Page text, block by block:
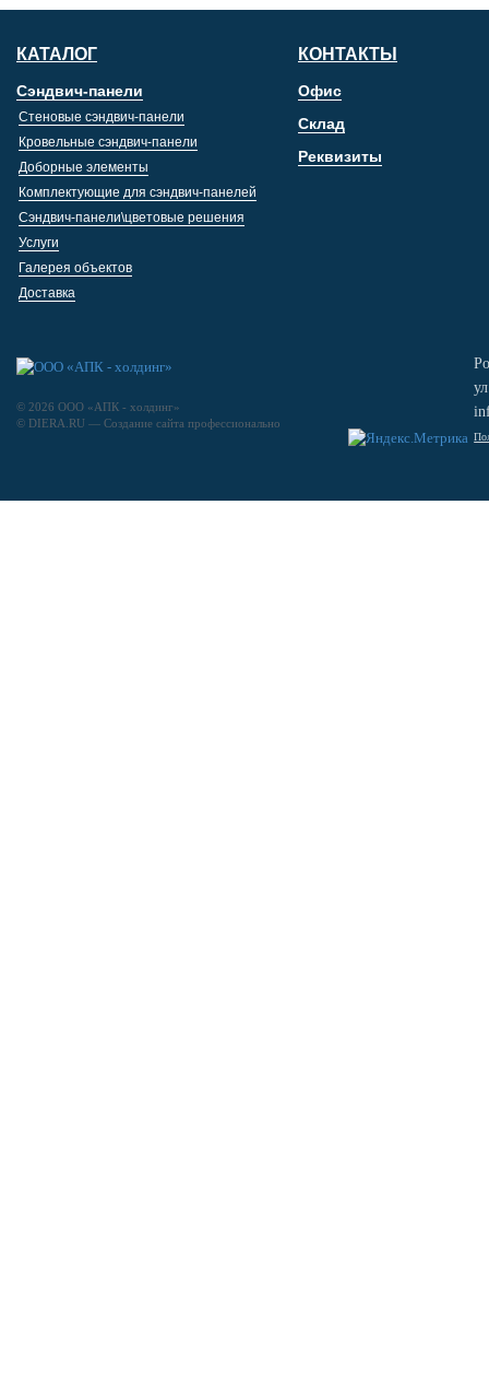
КАТАЛОГ
Сэндвич-панели
Стеновые сэндвич-панели
Кровельные сэндвич-панели
Доборные элементы
Комплектующие для сэндвич-панелей
Сэндвич-панели\цветовые решения
Услуги
Галерея объектов
Доставка
КОНТАКТЫ
Офис
Склад
Реквизиты
© 2026 ООО «АПК - холдинг»
© DIERA.RU — Создание сайта профессионально